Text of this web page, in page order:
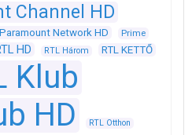
Channel HD
Paramount Network HD Prime
HD RTL Három RTL KETTŐ
Klub
HD
RTL Otthon